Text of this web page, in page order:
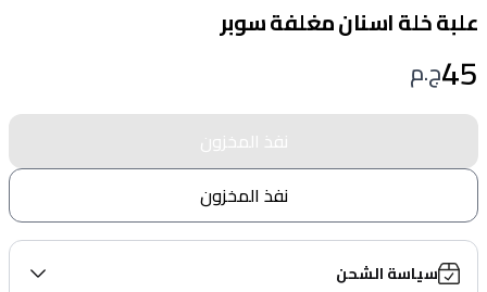
علبة خلة اسنان مغلفة سوبر
45ج.م
نفذ المخزون
نفذ المخزون
سياسة الشحن